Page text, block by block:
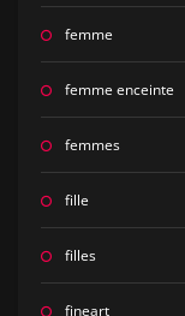
femme
femme enceinte
femmes
fille
filles
fineart